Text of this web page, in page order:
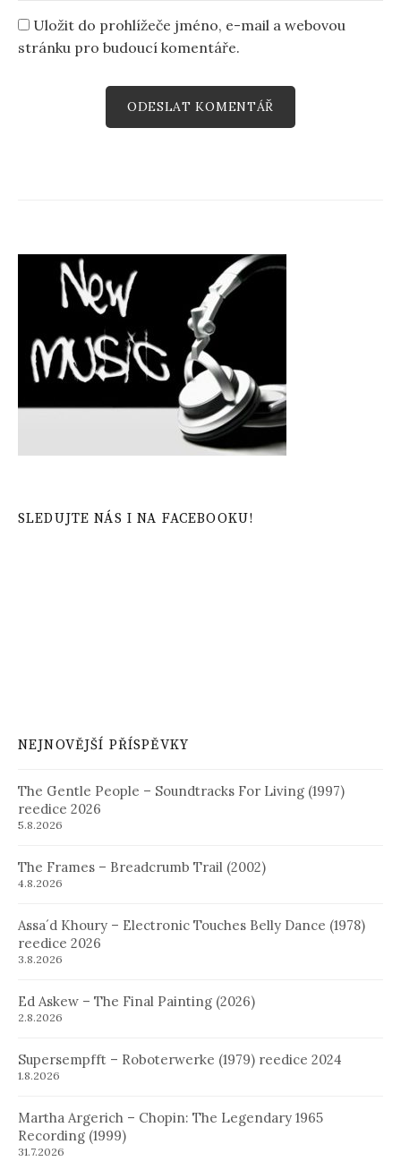
Uložit do prohlížeče jméno, e-mail a webovou
stránku pro budoucí komentáře.
SLEDUJTE NÁS I NA FACEBOOKU!
NEJNOVĚJŠÍ PŘÍSPĚVKY
The Gentle People – Soundtracks For Living (1997)
reedice 2026
5.8.2026
The Frames – Breadcrumb Trail (2002)
4.8.2026
Assa´d Khoury – Electronic Touches Belly Dance (1978)
reedice 2026
3.8.2026
Ed Askew – The Final Painting (2026)
2.8.2026
Supersempfft – Roboterwerke (1979) reedice 2024
1.8.2026
Martha Argerich – Chopin: The Legendary 1965
Recording (1999)
31.7.2026